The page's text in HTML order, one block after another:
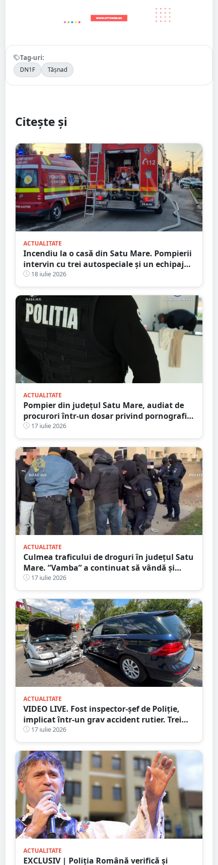
Tag-uri:
DN1F Tășnad
Citește și
ACTUALITATE
Incendiu la o casă din Satu Mare. Pompierii
intervin cu trei autospeciale și un echipaj
SMURD
18 iulie 2026
ACTUALITATE
Pompier din județul Satu Mare, audiat de
procurori într-un dosar privind pornografia
infantilă
17 iulie 2026
ACTUALITATE
Culmea traficului de droguri în județul Satu
Mare. ”Vamba” a continuat să vândă și
după ce a fost prins
17 iulie 2026
ACTUALITATE
VIDEO LIVE. Fost inspector-șef de Poliție,
implicat într-un grav accident rutier. Trei
persoane au ajuns la spital
17 iulie 2026
ACTUALITATE
EXCLUSIV | Poliția Română verifică și